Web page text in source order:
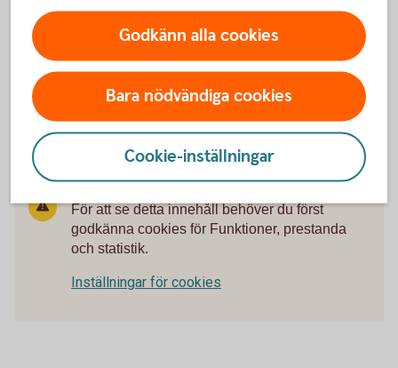
Nordmarkens boxningsklubb
Se vår film om Städa västra
Värmland 2023.
För att se detta innehåll behöver du först
godkänna cookies för Funktioner, prestanda
och statistik.
Inställningar för cookies
Godkänn alla cookies
Bara nödvändiga cookies
Cookie-inställningar